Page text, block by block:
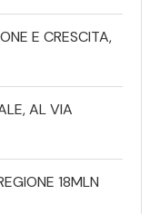
E CRESCITA,
AL VIA
18MLN